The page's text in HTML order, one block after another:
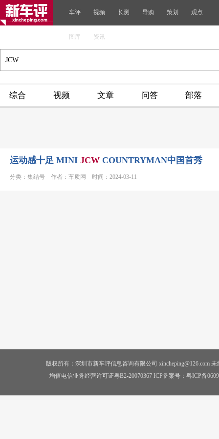
车评 视频 长测 导购 策划 观点
图库 资讯
综合 视频 文章 问答 部落
运动感十足 MINI JCW COUNTRYMAN中国首秀
分类：集结号 作者：车质网 时间：2024-03-11
版权所有：深圳市新车评信息咨询有限公司 xincheping@126.com
增值电信业务经营许可证粤B2-20070367 ICP备案号： 粤ICP备